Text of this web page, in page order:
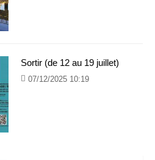
Sortir (de 12 au 19 juillet)
07/12/2025 10:19